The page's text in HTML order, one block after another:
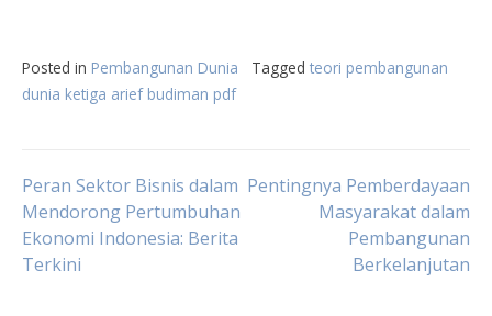
Posted in Pembangunan Dunia Tagged teori pembangunan
dunia ketiga arief budiman pdf
Post
navigation
Peran Sektor Bisnis dalam
Mendorong Pertumbuhan
Ekonomi Indonesia: Berita
Terkini
Pentingnya Pemberdayaan
Masyarakat dalam
Pembangunan
Berkelanjutan